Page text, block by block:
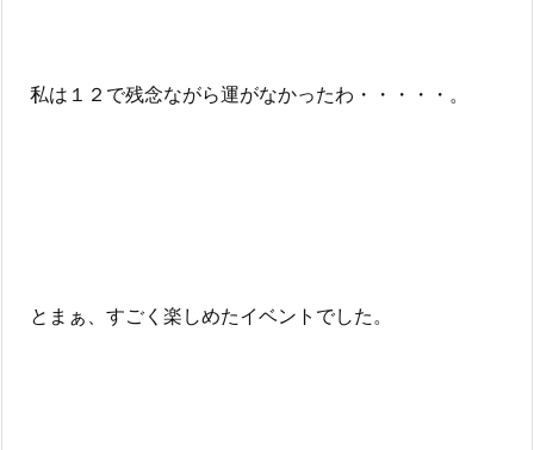
私は１２で残念ながら運がなかったわ・・・・・。
とまぁ、すごく楽しめたイベントでした。